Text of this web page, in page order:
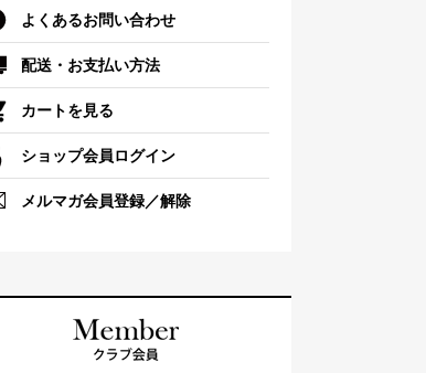
よくあるお問い合わせ
配送・お支払い方法
カートを見る
ショップ会員ログイン
メルマガ会員登録／解除